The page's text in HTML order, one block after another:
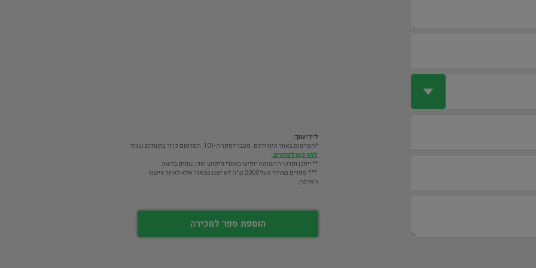
לידיעתך:
*הפרסום באתר הינו חינם. מעבר לספר ה-101, הפרסום כרוך בתשלום שנתי
לחץ כאן לפרטים.
** ייתכן ופרטי הרשומה יופיעו באתרי חיפוש תוכן שונים ברשת
*** ספרים במחיר מעל 2000 ש"ח לא יוצגו במאגר אלא לאחר אישור
האדמין.
הוספת ספר למכירה